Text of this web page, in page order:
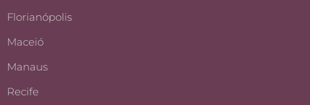
Florianópolis
Maceió
Manaus
Recife